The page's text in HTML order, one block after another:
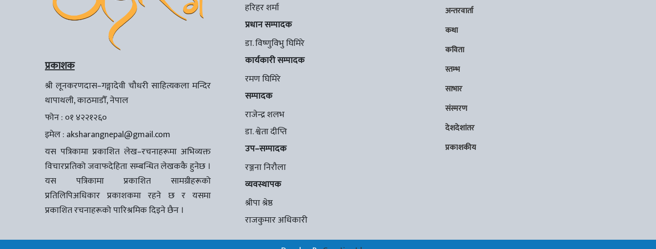
प्रकाशक
श्री लूनकरणदास–गङ्गादेवी चौधरी साहित्यकला मन्दिर
थापाथली, काठमाडौँ, नेपाल
फोन : ०१ ४२२१२६०
इमेल : aksharangnepal@gmail.com
यस पत्रिकामा प्रकाशित लेख–रचनाहरूमा अभिव्यक्त
विचारप्रतिको जवाफदेहिता सम्बन्धित लेखककै हुनेछ ।
यस पत्रिकामा प्रकाशित सामग्रीहरूको
प्रतिलिपिअधिकार प्रकाशकमा रहने छ र यसमा
प्रकाशित रचनाहरूको पारिश्रमिक दिइने छैन ।
हरिहर शर्मा
प्रधान सम्पादक
डा. विष्णुविभु घिमिरे
कार्यकारी सम्पादक
रमण घिमिरे
सम्पादक
राजेन्द्र शलभ
डा. श्वेता दीप्ति
उप–सम्पादक
रञ्जना निरौला
व्यवस्थापक
श्रीपा श्रेष्ठ
राजकुमार अधिकारी
अन्तरवार्ता
कथा
कविता
स्तम्भ
साभार
संस्मरण
देशदेशांतर
प्रकाशकीय